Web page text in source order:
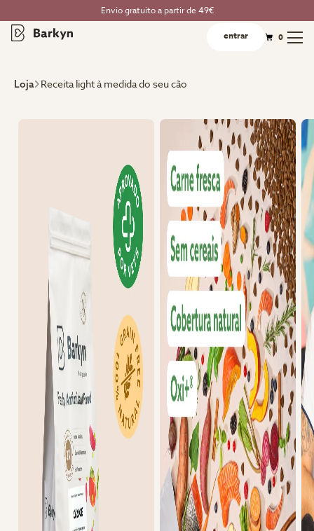
Envio gratuito a partir de 49€
entrar 0
Loja Receita light à medida do seu cão